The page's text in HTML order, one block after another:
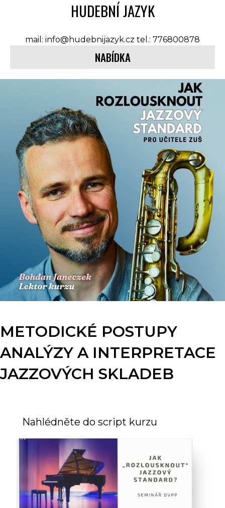
HUDEBNÍ JAZYK
mail: info@hudebnijazyk.cz tel.: 776800878
NABÍDKA
METODICKÉ POSTUPY
ANALÝZY A INTERPRETACE
JAZZOVÝCH SKLADEB
Nahlédněte do script kurzu